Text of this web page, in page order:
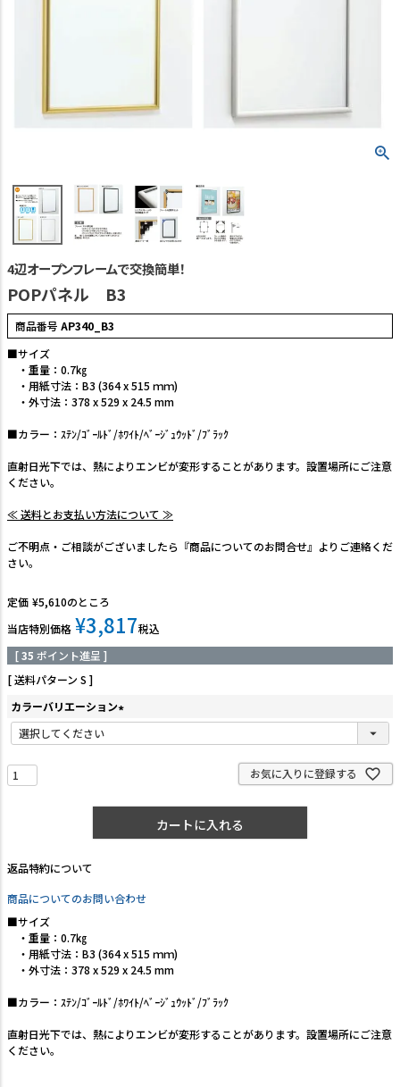
特定商取引法表示
ご利用ガイド
4辺オープンフレームで交換簡単！
POPパネル B3
商品番号 AP340_B3
■サイズ
・重量：0.7㎏
・用紙寸法：B3 (364 x 515 ｍｍ)
・外寸法：378 x 529 x 24.5 mm
■カラー：ｽﾃﾝ/ｺﾞｰﾙﾄﾞ/ﾎﾜｲﾄ/ﾍﾞｰｼﾞｭｳｯﾄﾞ/ﾌﾞﾗｯｸ
直射日光下では、熱によりエンビが変形することがあります。設置場所にご注意
ください。
≪ 送料とお支払い方法について ≫
ご不明点・ご相談がございましたら『商品についてのお問合せ』よりご連絡くだ
さい。
定価 ¥5,610のところ
当店特別価格 ¥3,817税込
[35 ポイント進呈 ]
送料パターン S
カラーバリエーション
(
必
お気に入りに登録する
カートに入れる
返品特約について
商品についてのお問い合わせ
■サイズ
・重量：0.7㎏
・用紙寸法：B3 (364 x 515 ｍｍ)
・外寸法：378 x 529 x 24.5 mm
■カラー：ｽﾃﾝ/ｺﾞｰﾙﾄﾞ/ﾎﾜｲﾄ/ﾍﾞｰｼﾞｭｳｯﾄﾞ/ﾌﾞﾗｯｸ
直射日光下では、熱によりエンビが変形することがあります。設置場所にご注意
ください。